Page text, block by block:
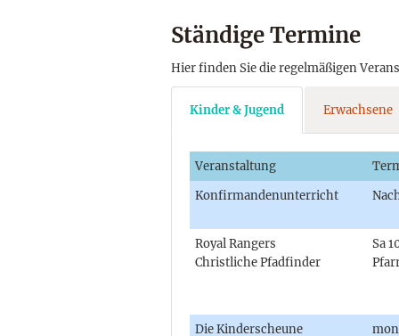
Ständige Termine
Hier finden Sie die regelmäßigen
Kinder & Jugend Erwachsene
Veranstaltung
Konfirmandenunterricht
Royal Rangers
Christliche Pfadfinder
Sa
Die Kinderscheune